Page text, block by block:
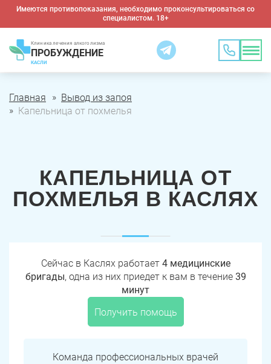
Имеются противопоказания, необходимо проконсультироваться со
специалистом. 18+
Клиника лечения алкоголизма
ПРОБУЖДЕНИЕ
КАСЛИ
Главная
Вывод из запоя
Капельница от похмелья
КАПЕЛЬНИЦА ОТ
ПОХМЕЛЬЯ В КАСЛЯХ
Сейчас в Каслях работает 4 медицинские
бригады, одна из них приедет к вам в течение 39
минут
Получить помощь
Команда профессиональных врачей